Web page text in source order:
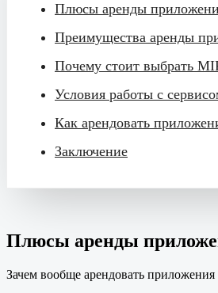
Плюсы аренды
Преимущества аренды
Почему стоит выбрать
Условия работы с
Как арендовать
Заключение
Плюсы аренды
Зачем вообще арендовать